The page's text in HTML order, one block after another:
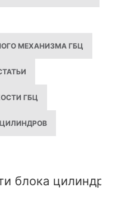
МЕХАНИЗМА ГБЦ
ГБЦ
блока